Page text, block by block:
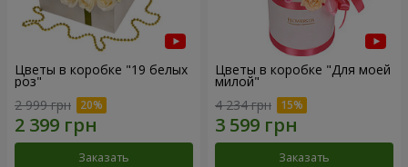
Цветы в коробке "19 белых
роз"
2 999 грн
Заказать
Цветы в коробке "Для моей
милой"
4 234 грн
Заказать